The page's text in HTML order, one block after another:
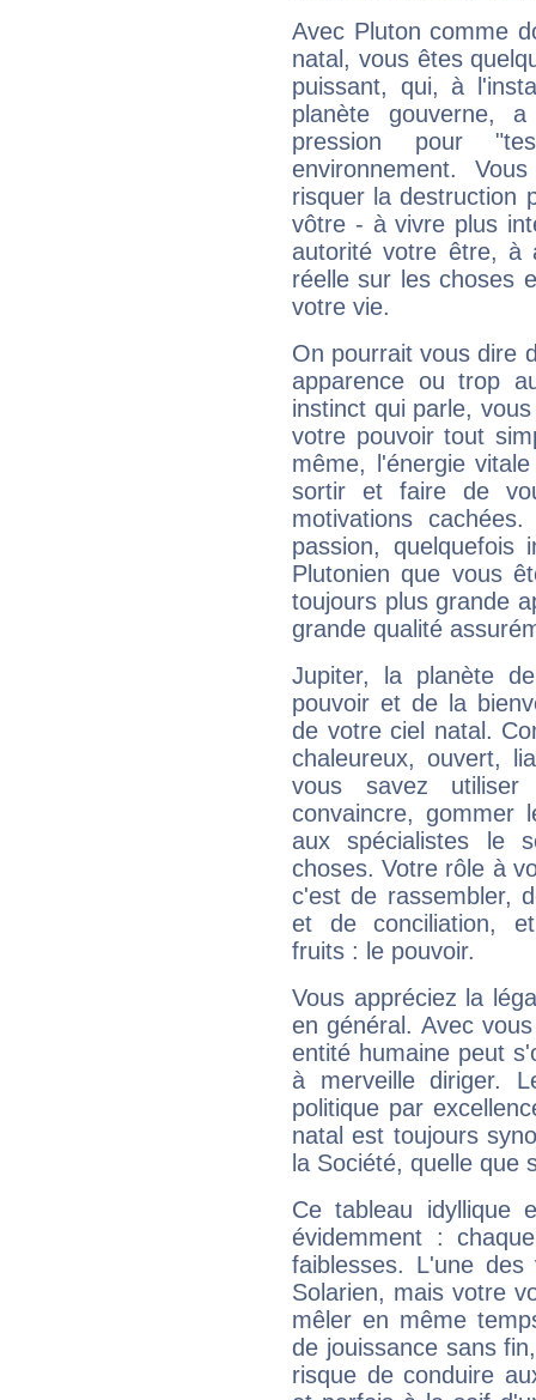
Avec Pluton comme
natal, vous êtes
puissant, qui, à
planète gouverne,
pression pour
environnement.
risquer la destruction
vôtre - à vivre plus
autorité votre être, à
réelle sur les choses
votre vie.
On pourrait vous dire
apparence ou trop
instinct qui parle,
votre pouvoir tout
même, l'énergie
sortir et faire de
motivations
passion, quelquefois
Plutonien que vous
toujours plus grande
grande qualité
Jupiter, la planète
pouvoir et de la
de votre ciel natal.
chaleureux, ouvert,
vous savez
convaincre, gommer
aux spécialistes le
choses. Votre rôle à
c'est de rassembler,
et de conciliation,
fruits : le pouvoir.
Vous appréciez la
en général. Avec
entité humaine peut
à merveille diriger.
politique par
natal est toujours
la Société, quelle que
Ce tableau idyllique
évidemment :
faiblesses. L'une
Solarien, mais votre
mêler en même
de jouissance sans
risque de conduire